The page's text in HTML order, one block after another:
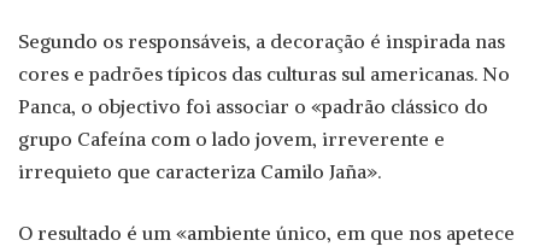
Segundo os responsáveis, a decoração é inspirada nas
cores e padrões típicos das culturas sul americanas. No
Panca, o objectivo foi associar o «padrão clássico do
grupo Cafeína com o lado jovem, irreverente e
irrequieto que caracteriza Camilo Jaña».
O resultado é um «ambiente único, em que nos apetece